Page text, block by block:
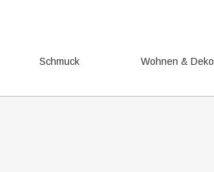
Schmuck Wohnen & Deko